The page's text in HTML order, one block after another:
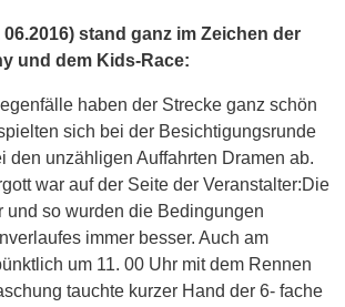
06.2016) stand ganz im Zeichen der
und dem Kids-Race:
haben der Strecke ganz schön
sich bei der Besichtigungsrunde
den unzähligen Auffahrten Dramen ab.
war auf der Seite der Veranstalter:Die
und so wurden die Bedingungen
immer besser. Auch am
um 11. 00 Uhr mit dem Rennen
tauchte kurzer Hand der 6- fache